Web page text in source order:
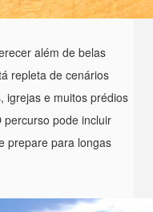
além de belas
repleta de cenários
igrejas e muitos prédios
pode incluir
prepare para longas